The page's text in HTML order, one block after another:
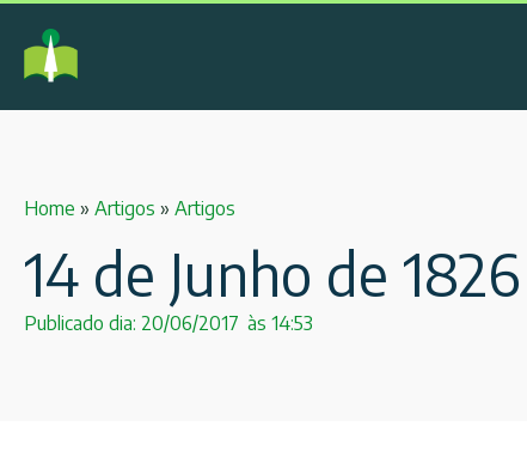
Home » Artigos » Artigos
14 de Junho de
Publicado dia: 20/06/2017 às 14:53